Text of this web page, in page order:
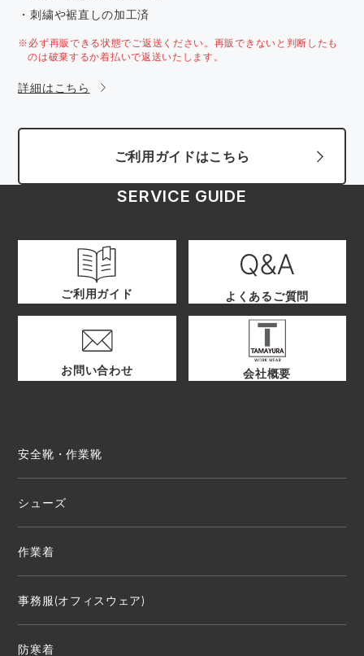
・刺繍や裾直しの加工済
※必ず再販できる状態でご返送ください。再販できないと判断したも
のは破棄するか着払いで返送いたします。
詳細はこちら
ご利用ガイドはこちら
SERVICE GUIDE
ご利用ガイド よくあるご質問
お問い合わせ 会社概要
安全靴・作業靴
シューズ
作業着
事務服(オフィスウェア)
防寒着